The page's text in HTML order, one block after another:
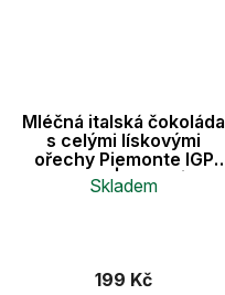
Mléčná italská čokoláda
s celými lískovými
ořechy Piemonte IGP
100 g | Venchi
Skladem
199 Kč